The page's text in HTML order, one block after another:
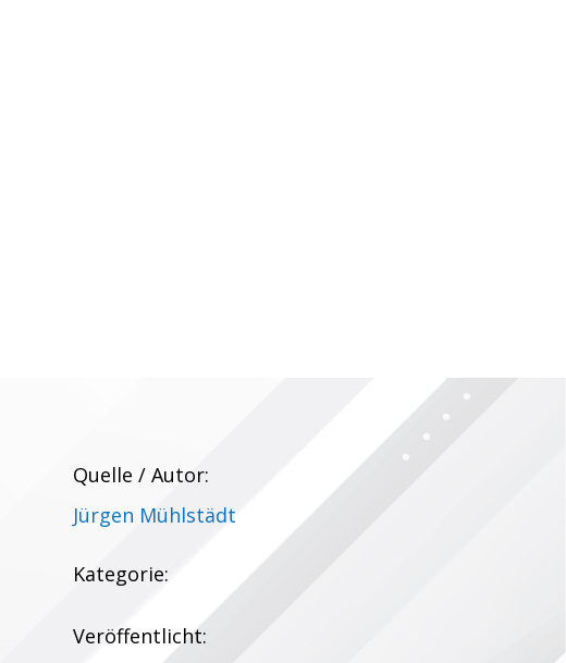
Quelle / Autor:
Jürgen Mühlstädt
Kategorie:
Veröffentlicht: